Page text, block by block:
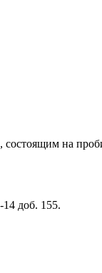
на
доб. 155.